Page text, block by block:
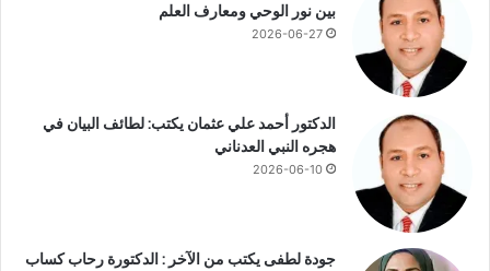
ح
ط
بين نور الوحي ومعارف العلم
2026-06-27
الدكتور أحمد علي عثمان يكتب: لطائف البيان في
هجره النبي العدناني
2026-06-10
جودة لطفى يكتب من الآخر : الدكتورة رحاب كساب